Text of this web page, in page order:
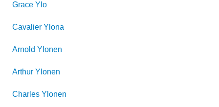
Grace Ylo
Cavalier Ylona
Arnold Ylonen
Arthur Ylonen
Charles Ylonen